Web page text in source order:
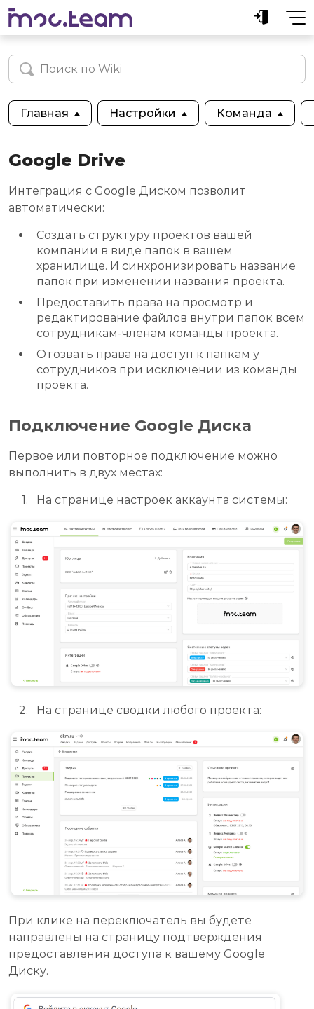
Главная Настройки Команда
Google Drive
Интеграция с Google Диском позволит
автоматически:
Создать структуру проектов вашей
компании в виде папок в вашем
хранилище. И синхронизировать название
папок при изменении названия проекта.
Предоставить права на просмотр и
редактирование файлов внутри папок всем
сотрудникам-членам команды проекта.
Отозвать права на доступ к папкам у
сотрудников при исключении из команды
проекта.
Подключение Google Диска
Первое или повторное подключение можно
выполнить в двух местах:
На странице настроек аккаунта системы:
На странице сводки любого проекта:
При клике на переключатель вы будете
направлены на страницу подтверждения
предоставления доступа к вашему Google
Диску.